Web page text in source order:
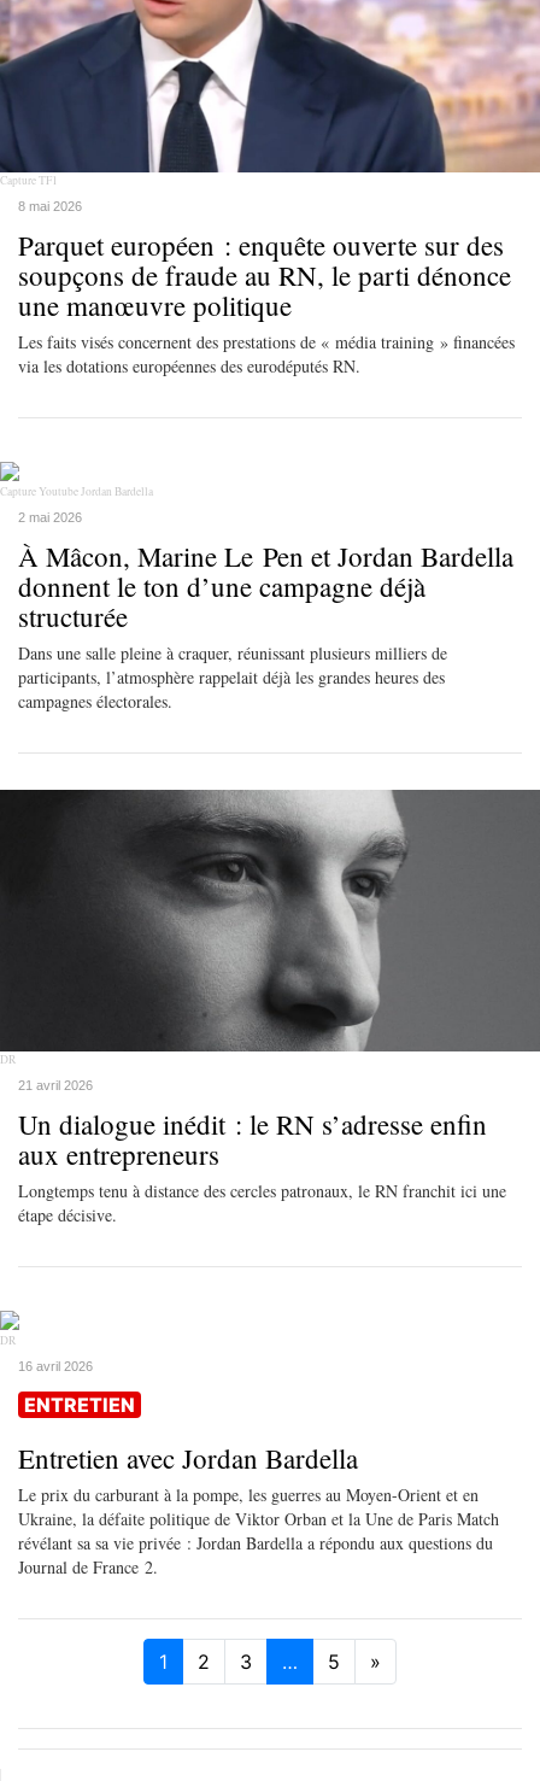
Capture TF1
8 mai 2026
Parquet européen : enquête ouverte sur des
soupçons de fraude au RN, le parti dénonce
une manœuvre politique
Les faits visés concernent des prestations de « média training » financées
via les dotations européennes des eurodéputés RN.
Capture Youtube Jordan Bardella
2 mai 2026
À Mâcon, Marine Le Pen et Jordan Bardella
donnent le ton d’une campagne déjà
structurée
Dans une salle pleine à craquer, réunissant plusieurs milliers de
participants, l’atmosphère rappelait déjà les grandes heures des
campagnes électorales.
DR
21 avril 2026
Un dialogue inédit : le RN s’adresse enfin
aux entrepreneurs
Longtemps tenu à distance des cercles patronaux, le RN franchit ici une
étape décisive.
DR
16 avril 2026
ENTRETIEN
Entretien avec Jordan Bardella
Le prix du carburant à la pompe, les guerres au Moyen-Orient et en
Ukraine, la défaite politique de Viktor Orban et la Une de Paris Match
révélant sa sa vie privée : Jordan Bardella a répondu aux questions du
Journal de France 2.
1 2 3 … 5 »